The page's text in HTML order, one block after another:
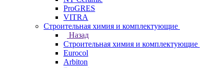
ProGRES
VITRA
Строительная химия и комплектующие
Назад
Строительная химия и комплектующие
Eurocol
Arbiton